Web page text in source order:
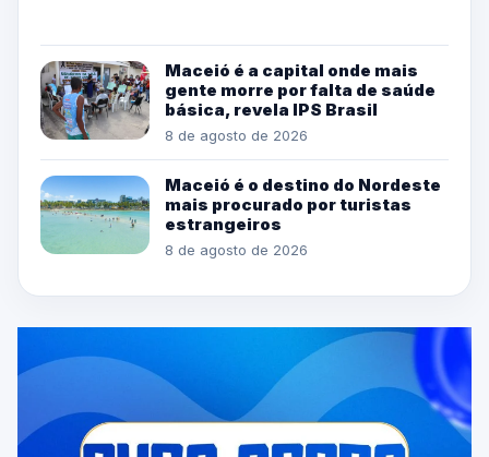
Maceió é a capital onde mais
gente morre por falta de saúde
básica, revela IPS Brasil
8 de agosto de 2026
Maceió é o destino do Nordeste
mais procurado por turistas
estrangeiros
8 de agosto de 2026